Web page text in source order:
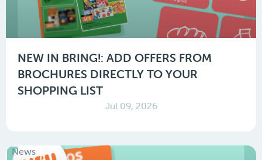
NEW IN BRING!: ADD OFFERS FROM
BROCHURES DIRECTLY TO YOUR
SHOPPING LIST
Jul 09, 2026
News